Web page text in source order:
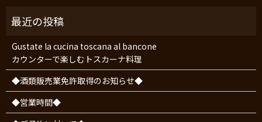
Gustate la cucina toscana al bancone
カウンターで楽しむトスカーナ料理
◆酒類販売業免許取得のお知らせ◆
◆営業時間◆